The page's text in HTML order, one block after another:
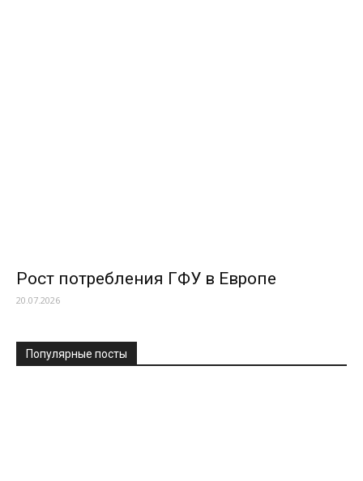
Рост потребления ГФУ в Европе
20.07.2026
Популярные посты